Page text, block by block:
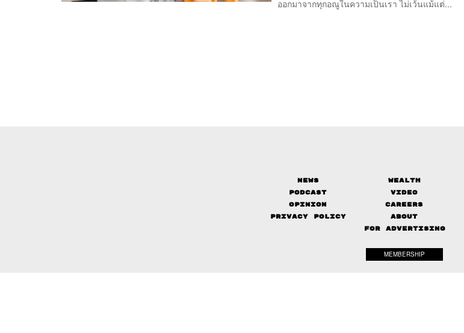
ออกมาจากทุกอณูในความเป็นเรา ไม่เว้นแม้แต่...
News Wealth
Podcast
Video
Opinion
Careers
Privacy Policy
About
FOR ADVERTISING
MEMBERSHIP